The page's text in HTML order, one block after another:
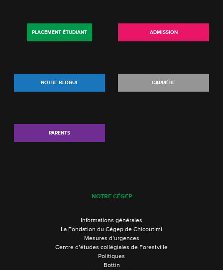
PLACEMENT ÉTUDIANT ADMISSION
NOTRE BLOGUE CARRIÈRE
PARENTS
NOTRE CÉGEP
Informations générales
La Fondation du Cégep de Chicoutimi
Mesures d’urgences
Centre d’études collégiales de Forestville
Politiques
Bottin